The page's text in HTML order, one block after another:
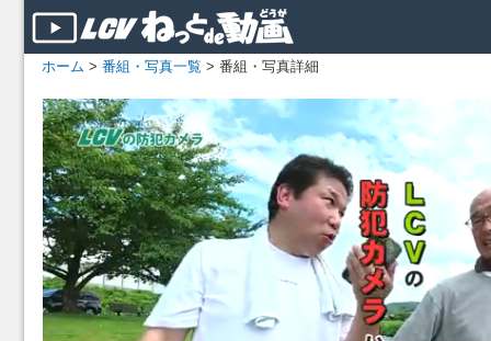
ホーム > 番組・写真一覧 > 番組・写真詳細